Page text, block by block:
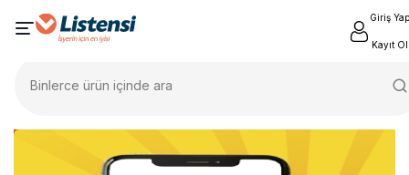
Giriş Yap
Kayıt Ol
Binlerce ürün içinde ara